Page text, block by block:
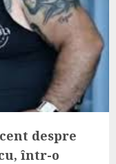
despre
, într-o